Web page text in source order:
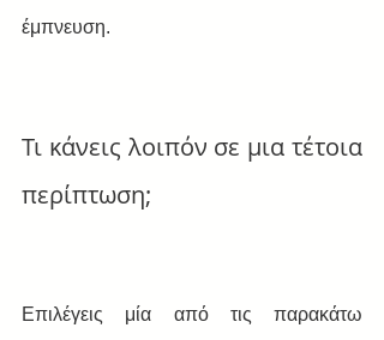
έμπνευση.
Τι κάνεις λοιπόν σε μια τέτοια
περίπτωση;
Επιλέγεις μία από τις παρακάτω